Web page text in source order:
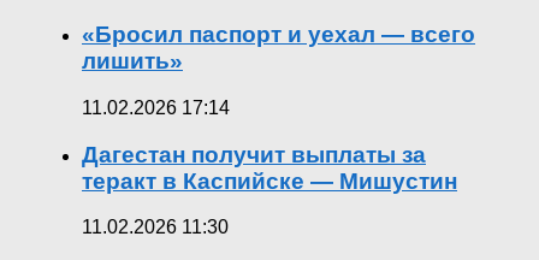
«Бросил паспорт и уехал — всего
лишить»
11.02.2026 17:14
Дагестан получит выплаты за
теракт в Каспийске — Мишустин
11.02.2026 11:30